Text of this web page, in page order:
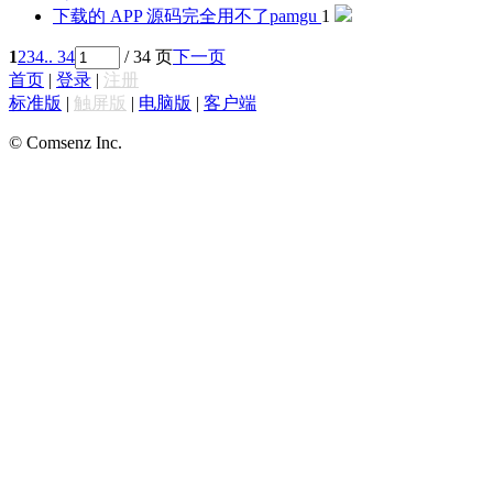
下载的 APP 源码完全用不了pamgu 1
1234.. 34 / 34 页下一页
首页 | 登录 | 注册
标准版 | 触屏版 | 电脑版 | 客户端
© Comsenz Inc.